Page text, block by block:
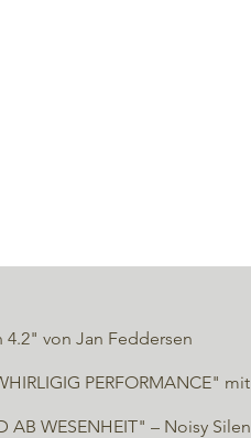
4.2" von Jan Feddersen
PERFORMANCE"
AB WESENHEIT" – Noisy